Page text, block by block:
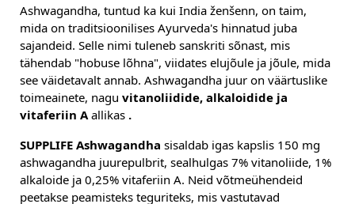
Ashwagandha, tuntud ka kui India ženšenn, on taim,
mida on traditsioonilises Ayurveda's hinnatud juba
sajandeid. Selle nimi tuleneb sanskriti sõnast, mis
tähendab "hobuse lõhna", viidates elujõule ja jõule, mida
see väidetavalt annab. Ashwagandha juur on väärtuslike
toimeainete, nagu vitanoliidide, alkaloidide ja
vitaferiin A allikas .
SUPPLIFE Ashwagandha sisaldab igas kapslis 150 mg
ashwagandha juurepulbrit, sealhulgas 7% vitanoliide, 1%
alkaloide ja 0,25% vitaferiin A. Neid võtmeühendeid
peetakse peamisteks teguriteks, mis vastutavad